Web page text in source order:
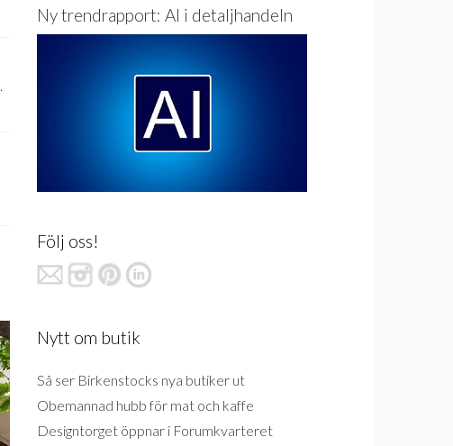
Ny trendrapport: AI i detaljhandeln
Följ oss!
Nytt om butik
Så ser Birkenstocks nya butiker ut
Obemannad hubb för mat och kaffe
Designtorget öppnar i Forumkvarteret